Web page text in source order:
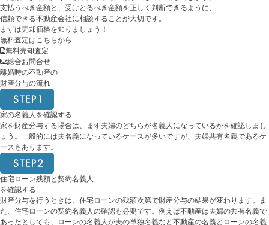
支払うべき金額と、受けとるべき金額を正しく判断できるように、
信頼できる不動産会社に相談すること が大切です。
まずは売却価格を知りましょう！
無料査定はこちらから
無料売却査定
総合お問合せ
離婚時の不動産の
財産分与の流れ
家の名義人を確認する
家を財産分与する場合は、まず夫婦のどちらが名義人になっているかを確認しまし
ょう。一般的には夫名義になっているケースが多いですが、夫婦共有名義であるケ
ースもあります。
住宅ローン残額と契約名義人
を確認する
財産分与を行うときは、住宅ローンの残額次第で財産分与の結果が変わります。ま
た、住宅ローンの契約名義人の確認も必要です。例えば不動産は夫婦の共有名義で
あったとしても、ローンの名義人が夫の単独名義など不動産の名義とローンの名義